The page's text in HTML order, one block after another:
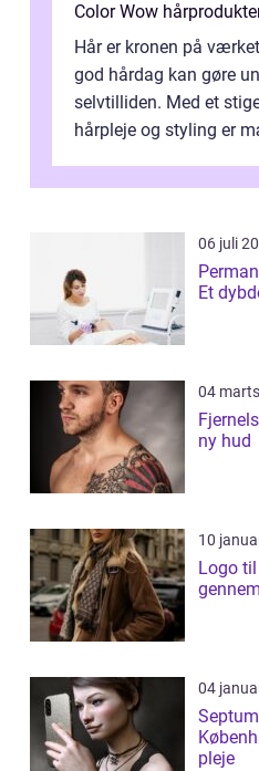
Color Wow
Hår er kronen på
god hårdag kan gøre
selvtilliden. Med et
hårpleje og styling er
innova...
06 juli
Et
04
ny hud
10
Logo
04
pleje